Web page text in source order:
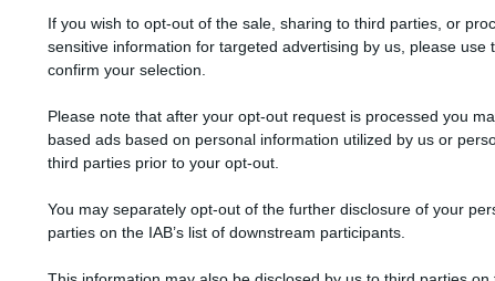
If you wish to opt-out of the sale, sharing to third parties, or
sensitive information for targeted advertising by us, please use
confirm your selection.
Please note that after your opt-out request is processed you
based ads based on personal information utilized by us or
third parties prior to your opt-out.
You may separately opt-out of the further disclosure of your
parties on the IAB’s list of downstream participants.
Australia
nei luoghi più belli del pianeta: foto e immagini